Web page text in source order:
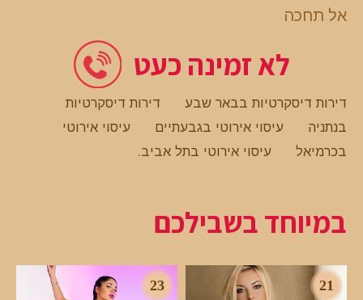
אל תחכה
לא זמינה כעט
דירות דיסקרטיות בבאר שבע
דירות דיסקרטיות
בנתניה
עיסוי אירוטי בגבעתיים
עיסוי אירוטי
בכרמיאל
עיסוי אירוטי בתל אביב.
במיוחד בשבילכם
21
23